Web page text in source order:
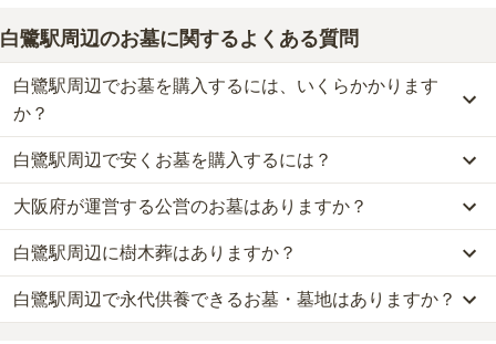
白鷺駅周辺のお墓に関するよくある質問
白鷺駅周辺でお墓を購入するには、いくらかかります
か？
白鷺駅周辺での購入費用の目安は、一般墓が約179万円、納骨堂が
約225万円です。
一般墓を建てる場合は、「永代使用料（土地代）」と「墓石代」の
2つが主な費用となります。
白鷺駅周辺の一般墓の永代使用料の平均は
大阪
材によって変わります。
白鷺駅周辺で安くお墓を購入するには？
白鷺駅周辺で一番安価なお墓は、福町墓地の一般墓
(墓
石代別)からお求めいただけます。
一般的に最も費用を抑えられるのは、他の方のご遺骨と一緒に埋葬
する「合祀墓（ごうしぼ）」と呼ばれるタイプです。個別のお墓に
比べて省スペースで管理の手間がかからないため、費用が安く設定
大阪府が運営する公営のお墓はありますか？
白鷺駅周辺には、大阪府が運営する公営の霊園が
黒山墓地がそれにあたります。
公営霊園は民営の霊園と異なり、契約にあたって応募資格が設けら
白鷺駅周辺に樹木葬はありますか？
白鷺駅周辺には、樹木葬の掲載がありません。
自然葬をお考えの場合は、海洋散骨もご検討ください。
白鷺駅周辺で永代供養できるお墓・墓地はありますか？